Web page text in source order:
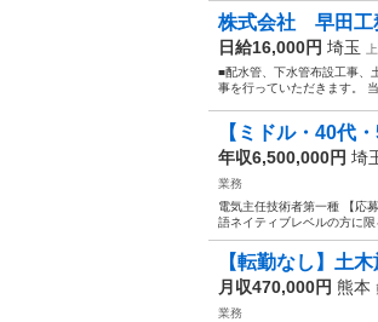
株式会社 早田工
日給16,000円 埼玉
■配水管、下水管布設工事、
事を行っていただきます。
【ミドル・40代
年収6,500,000円 埼
業務
電気主任技術者第一種 【応
語ネイティブレベルの方に
【転勤なし】土
月収470,000円 熊本
業務